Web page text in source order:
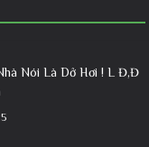
Nói Là Dở Hơi ! L Đ,Đ